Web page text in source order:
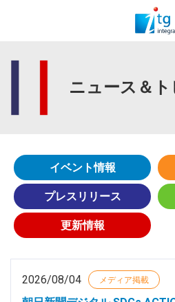
ニュース＆
イベント情報
プレスリリース
更新情報
2026/08/04 メディア掲載